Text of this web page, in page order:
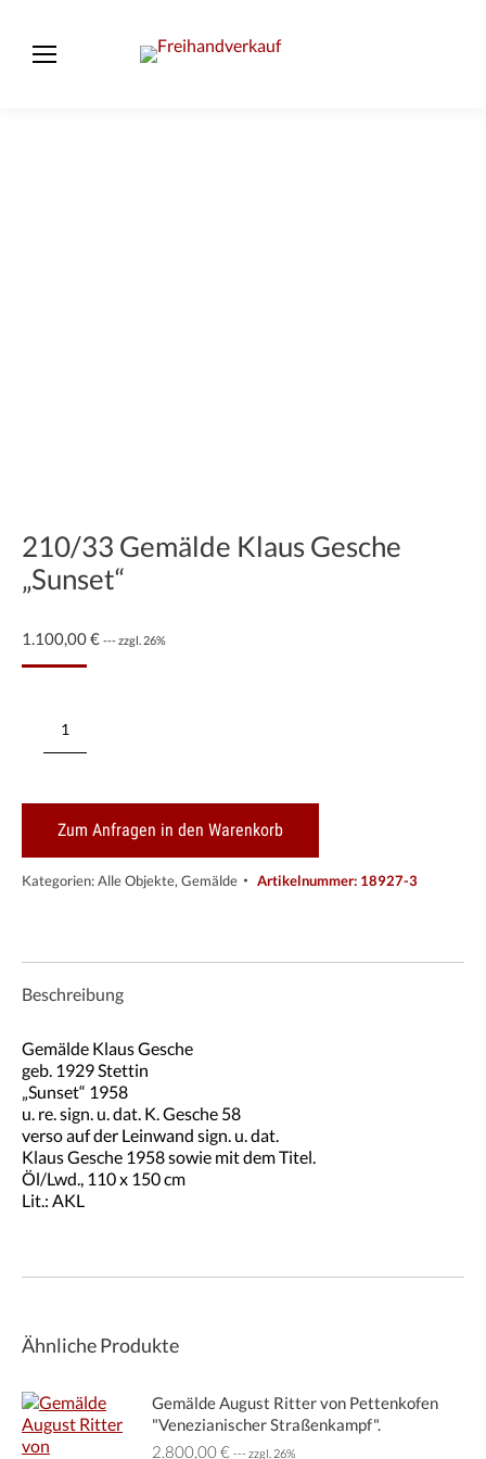
210/33 Gemälde Klaus Gesche
„Sunset“
1.100,00€ --- zzgl. 26%
Gemälde
Klaus
"Sunset"
MengeZum Anfragen in den Warenkorb
Kategorien:Alle Objekte, Gemälde Artikelnummer: 18927-3
Beschreibung
Gemälde Klaus Gesche
geb. 1929 Stettin
„Sunset“ 1958
u. re. sign. u. dat. K. Gesche 58
verso auf der Leinwand sign. u. dat.
Klaus Gesche 1958 sowie mit dem Titel.
Öl/Lwd., 110 x 150 cm
Lit.: AKL
Ähnliche Produkte
Gemälde August Ritter von Pettenkofen
"Venezianischer Straßenkampf".
2.800,00€ --- zzgl. 26%